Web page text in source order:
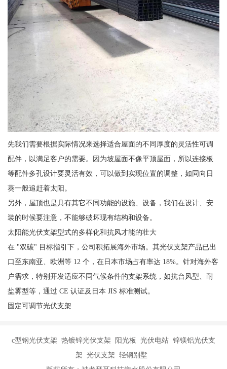
先我们需要根据实际情况来选择适合屋面的不同厚度的灵活性可调
配件，以满足客户的需要。因为坡屋面不像平顶屋面，所以连接板
等配件多孔设计要灵活有效，可以做到实现位置的调整，如同向日
葵一般追赶着太阳。
另外，屋顶也是具有其它不同功能的设施、设备，我们在设计、安
装的时候要注意，不能够破坏现有结构和设备。
太阳能光伏支架型式的多样化和抗风才能的壮大
在 "双碳" 目标指引下，公司积拓展海外市场。其光伏支架产品已出
口至东南亚、欧洲等 12 个，在日本市场占有率达 18%。针对海外客
户需求，特别开发适应不同气候条件的支架系统，如抗台风型、耐
盐雾型等，通过 CE 认证及日本 JIS 标准测试。
固定可调节光伏支架
c型钢光伏支架 热镀锌光伏支架 阳光板 光伏电站 锌镁铝光伏支
架 光伏支架 轻钢别墅